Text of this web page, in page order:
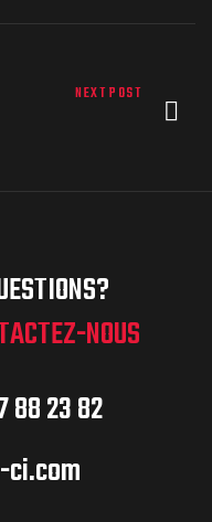
NEXT POST
NOUS
88 23 82